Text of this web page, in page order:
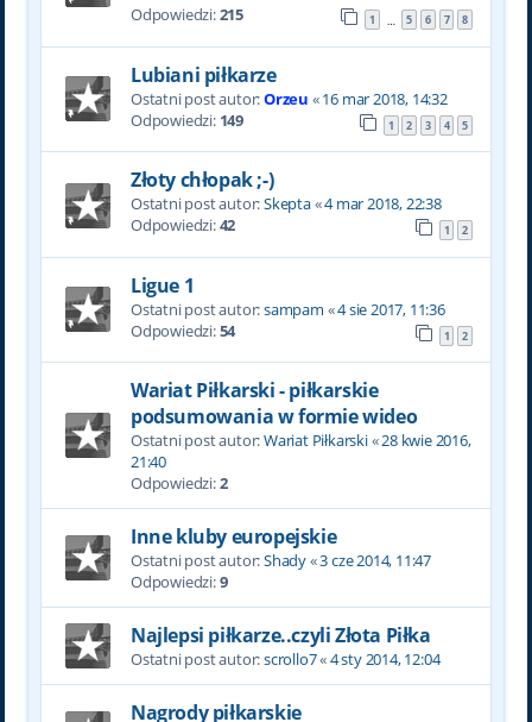
Odpowiedzi:215 1 … 5 6 7 8
Lubiani piłkarze
Ostatni post autor:Orzeu «16 mar 2018, 14:32
Odpowiedzi: 149 1 2 3 4 5
Złoty chłopak ;-)
Ostatni post autor:Skepta«4 mar 2018, 22:38
Odpowiedzi:42 1 2
Ligue 1
Ostatni post autor:sampam «4 sie 2017, 11:36
Odpowiedzi:54 1 2
Wariat Piłkarski - piłkarskie
podsumowania w formie wideo
Ostatni post autor:Wariat Piłkarski«28 kwie 2016,
21:40
Odpowiedzi:2
Inne kluby europejskie
Ostatni post autor:Shady«3 cze 2014, 11:47
Odpowiedzi:9
Najlepsi piłkarze..czyli Złota Piłka
Ostatni post autor:scrollo7«4 sty 2014, 12:04
Nagrody piłkarskie